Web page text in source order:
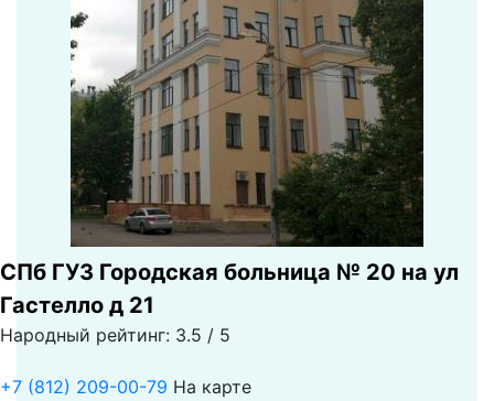
СПб ГУЗ Городская больница № 20 на ул
Гастелло д 21
Народный рейтинг: 3.5 / 5
+7 (812) 209-00-79 На карте